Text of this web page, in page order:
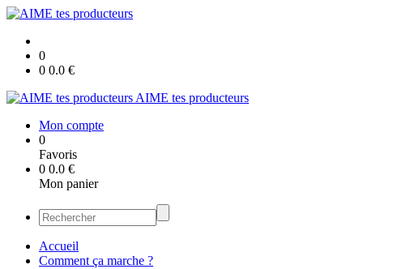
0
0 0.0 €
AIME tes producteurs
Mon compte
0
Favoris
0 0.0 €
Mon panier
Accueil
Comment ça marche ?